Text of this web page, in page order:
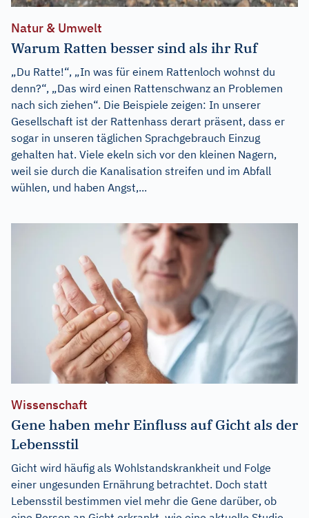
Natur & Umwelt
Warum Ratten besser sind als ihr Ruf
„Du Ratte!“, „In was für einem Rattenloch wohnst du
denn?“, „Das wird einen Rattenschwanz an Problemen
nach sich ziehen“. Die Beispiele zeigen: In unserer
Gesellschaft ist der Rattenhass derart präsent, dass er
sogar in unseren täglichen Sprachgebrauch Einzug
gehalten hat. Viele ekeln sich vor den kleinen Nagern,
weil sie durch die Kanalisation streifen und im Abfall
wühlen, und haben Angst,...
Wissenschaft
Gene haben mehr Einfluss auf Gicht als der
Lebensstil
Gicht wird häufig als Wohlstandskrankheit und Folge
einer ungesunden Ernährung betrachtet. Doch statt
Lebensstil bestimmen viel mehr die Gene darüber, ob